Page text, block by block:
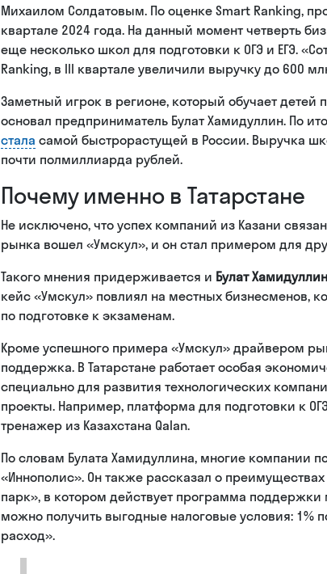
Михаилом Солдатовым. По оценке Smart Ranking,
квартале 2024 года. На данный момент четверть
еще несколько школ для подготовки к ОГЭ и ЕГЭ.
Ranking, в III квартале увеличили выручку до 600
Заметный игрок в регионе, который обучает
основал предприниматель Булат Хамидуллин. По
стала самой быстрорастущей в России. Выручка
почти полмиллиарда рублей.
Почему именно в Татарстане
Не исключено, что успех компаний из Казани
рынка вошел «Умскул», и он стал примером для
Такого мнения придерживается и Булат
кейс «Умскул» повлиял на местных бизнесменов,
по подготовке к экзаменам.
Кроме успешного примера «Умскул» драйвером
поддержка. В Татарстане работает особая
специально для развития технологических
проекты. Например, платформа для подготовки к
тренажер из Казахстана Qalan.
По словам Булата Хамидуллина, многие компании
«Иннополис». Он также рассказал о
парк», в котором действует программа
можно получить выгодные налоговые условия: 1%
расход».